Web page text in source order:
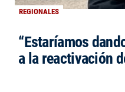
REGIONALES
“Estaríamos
a la reactivación